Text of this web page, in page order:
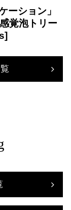
ーション」
覚泡トリー